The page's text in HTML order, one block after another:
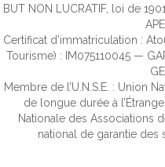
BUT NON LUCRATIF, loi de
Certificat d’immatriculation :
Tourisme) : IM075110045 —
Membre de l’U.N.S.E. : Union
de longue durée à
Nationale des Associations
national de garantie des